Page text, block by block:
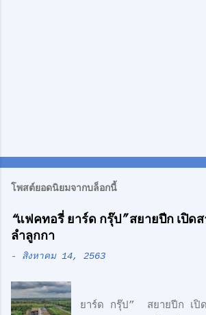
โพสต์ยอดนิยมจากบล็อกนี้
“แฟคทอรี่ ยาร์ด กรุ๊ป” สยายปีก เปิด
ลำลูกกา
- สิงหาคม 14, 2563
“แฟ
ยาร์ด กรุ๊ป” สยายปีก เปิด